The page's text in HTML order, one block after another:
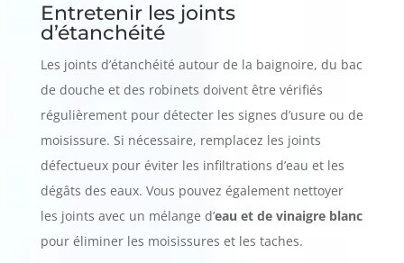
Entretenir les joints
d’étanchéité
Les joints d’étanchéité autour de la baignoire, du bac
de douche et des robinets doivent être vérifiés
régulièrement pour détecter les signes d’usure ou de
moisissure. Si nécessaire, remplacez les joints
défectueux pour éviter les infiltrations d’eau et les
dégâts des eaux. Vous pouvez également nettoyer
les joints avec un mélange d’eau et de vinaigre blanc
pour éliminer les moisissures et les taches.